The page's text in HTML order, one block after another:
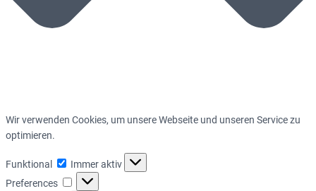
Wir verwenden Cookies, um unsere Webseite und unseren Service zu
optimieren.
Funktional Funktional
Immer aktiv
Preferences
Preferences